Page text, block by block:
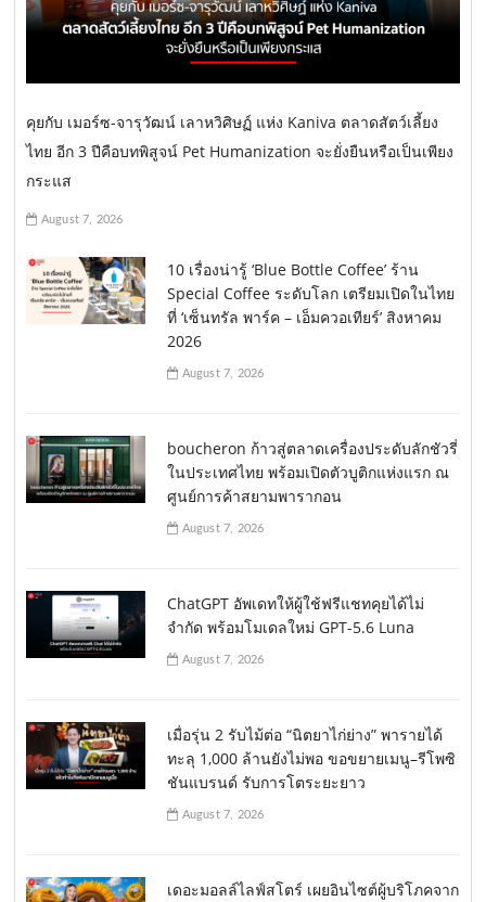
nคุยกับ เมอร์ซ-จารุวัฒน์ เลาหวิศิษฏ์ แห่ง Kaniva ตลาดสัตว์เลี้ยง
ไทย อีก 3 ปีคือบทพิสูจน์ Pet Humanization จะยั่งยืนหรือเป็นเพียง
กระแส
August 7, 2026
10 เรื่องน่ารู้ ‘Blue Bottle Coffee’ ร้าน
Special Coffee ระดับโลก เตรียมเปิดในไทย
ที่ ‘เซ็นทรัล พาร์ค – เอ็มควอเทียร์’ สิงหาคม
2026
August 7, 2026
boucheron ก้าวสู่ตลาดเครื่องประดับลักชัวรี่
ในประเทศไทย พร้อมเปิดตัวบูติกแห่งแรก ณ
ศูนย์การค้าสยามพารากอน
August 7, 2026
ChatGPT อัพเดทให้ผู้ใช้ฟรีแชทคุยได้ไม่
จำกัด พร้อมโมเดลใหม่ GPT-5.6 Luna
August 7, 2026
เมื่อรุ่น 2 รับไม้ต่อ “นิตยาไก่ย่าง” พารายได้
ทะลุ 1,000 ล้านยังไม่พอ ขอขยายเมนู–รีโพซิ
ชันแบรนด์ รับการโตระยะยาว
August 7, 2026
เดอะมอลล์ไลฟ์สโตร์ เผยอินไซต์ผู้บริโภคจาก